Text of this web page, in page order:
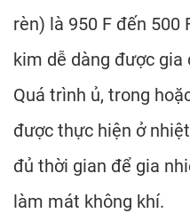
rèn) là 950 F đến 500
kim dễ dàng được gia
Quá trình ủ, trong
được thực hiện ở
đủ thời gian để gia
làm mát không khí.